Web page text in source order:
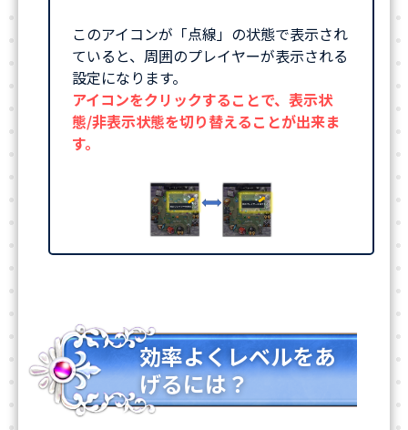
このアイコンが「点線」の状態で表示され
ていると、周囲のプレイヤーが表示される
設定になります。
アイコンをクリックすることで、表示状
態/非表示状態を切り替えることが出来ま
す。
効率よくレベルをあ
げるには？